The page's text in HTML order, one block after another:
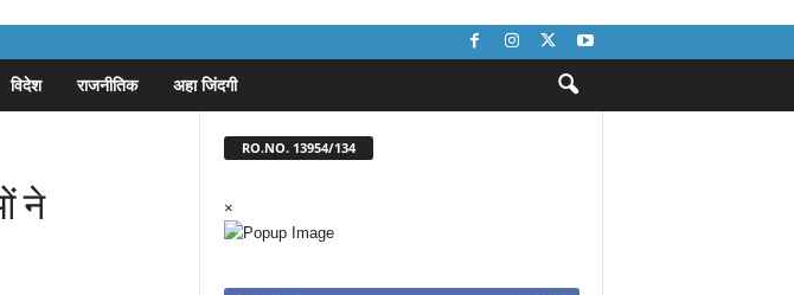
विदेश राजनीतिक अहा जिंदगी
ने
RO.NO. 13954/134
×